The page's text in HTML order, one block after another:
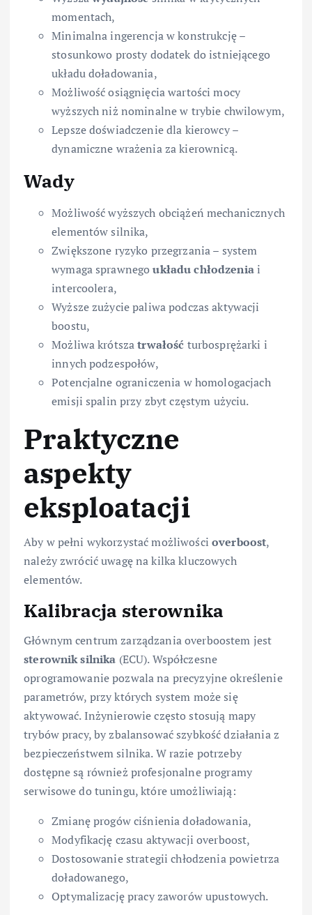
momentach,
Minimalna ingerencja w konstrukcję –
stosunkowo prosty dodatek do istniejącego
układu doładowania,
Możliwość osiągnięcia wartości mocy
wyższych niż nominalne w trybie chwilowym,
Lepsze doświadczenie dla kierowcy –
dynamiczne wrażenia za kierownicą.
Wady
Możliwość wyższych obciążeń mechanicznych
elementów silnika,
Zwiększone ryzyko przegrzania – system
wymaga sprawnegoukładu chłodzeniai
intercoolera,
Wyższe zużycie paliwa podczas aktywacji
boostu,
Możliwa krótszatrwałość turbosprężarki i
innych podzespołów,
Potencjalne ograniczenia w homologacjach
emisji spalin przy zbyt częstym użyciu.
Praktyczne
aspekty
eksploatacji
Aby w pełni wykorzystać możliwościoverboost,
należy zwrócić uwagę na kilka kluczowych
elementów.
Kalibracja sterownika
Głównym centrum zarządzania overboostem jest
sterownik silnika (ECU). Współczesne
oprogramowanie pozwala na precyzyjne określenie
parametrów, przy których system może się
aktywować. Inżynierowie często stosują mapy
trybów pracy, by zbalansować szybkość działania z
bezpieczeństwem silnika. W razie potrzeby
dostępne są również profesjonalne programy
serwisowe do tuningu, które umożliwiają:
Zmianę progów ciśnienia doładowania,
Modyfikację czasu aktywacji overboost,
Dostosowanie strategii chłodzenia powietrza
doładowanego,
Optymalizację pracy zaworów upustowych.